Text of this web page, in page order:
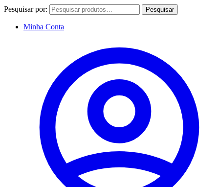
Pesquisar por: Pesquisar
Minha Conta